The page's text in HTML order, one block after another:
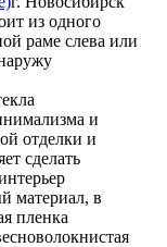
из одного
раме слева или
и
отделки и
сделать
материал, в
пленка